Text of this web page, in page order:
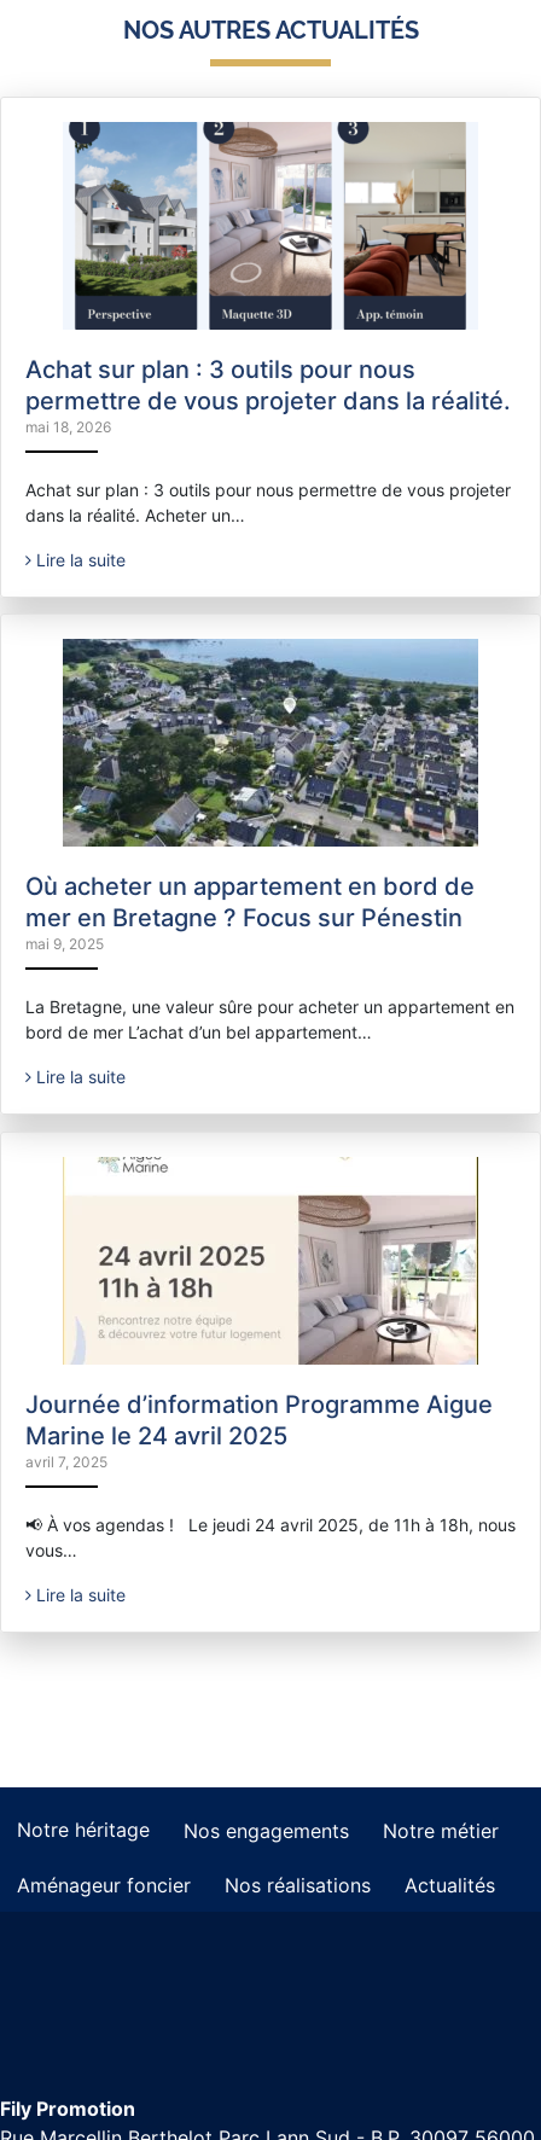
NOS AUTRES ACTUALITÉS
Achat sur plan : 3 outils pour nous
permettre de vous projeter dans la réalité.
mai 18, 2026
Achat sur plan : 3 outils pour nous permettre de vous projeter
dans la réalité. Acheter un…
Lire la suite
Où acheter un appartement en bord de
mer en Bretagne ? Focus sur Pénestin
mai 9, 2025
La Bretagne, une valeur sûre pour acheter un appartement en
bord de mer L’achat d’un bel appartement…
Lire la suite
Journée d’information Programme Aigue
Marine le 24 avril 2025
avril 7, 2025
📢 À vos agendas ! Le jeudi 24 avril 2025, de 11h à 18h, nous
vous…
Lire la suite
Notre héritage Nos engagements Notre métier
Aménageur foncier Nos réalisations Actualités
Fily Promotion